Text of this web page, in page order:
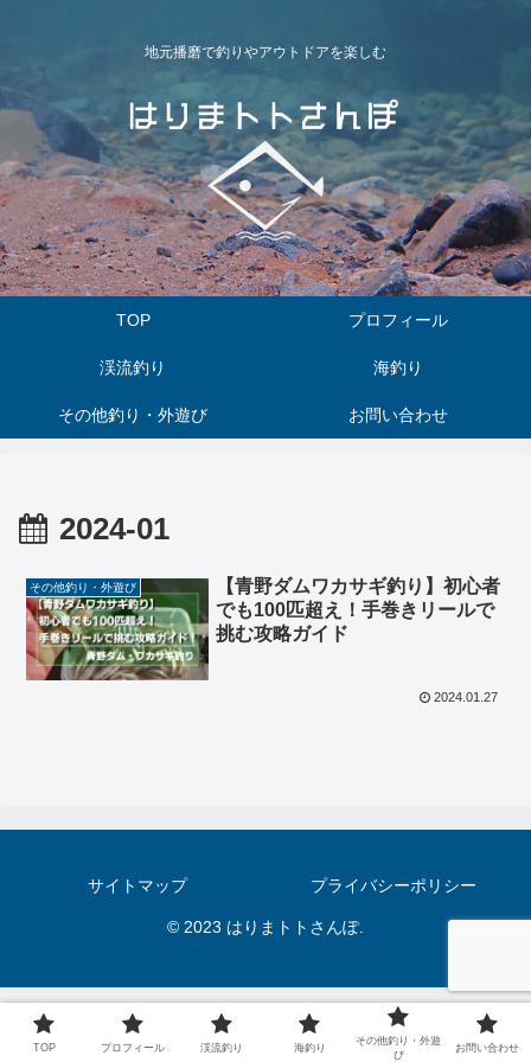
地元播磨で釣りやアウトドアを楽しむ
TOP プロフィール
渓流釣り 海釣り
その他釣り・外遊び お問い合わせ
2024-01
その他釣り・外遊び
【青野ダムワカサギ釣り】初心者
でも100匹超え！手巻きリールで
挑む攻略ガイド
2024.01.27
サイトマップ プライバシーポリシー
© 2023 はりまトトさんぽ.
TOP プロフィール 渓流釣り 海釣り
その他釣り・外遊
び
お問い合わせ